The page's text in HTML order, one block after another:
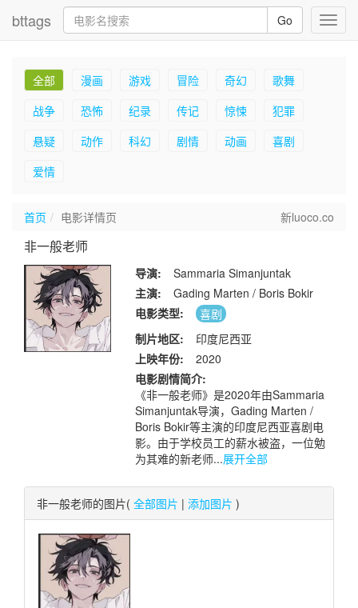
bttags Go
全部 漫画 游戏 冒险 奇幻
歌舞
战争
恐怖 纪录 传记 惊悚
犯罪
悬疑
动作 科幻 剧情 动画
喜剧
爱情
首页 电影详情页 新luoco.co
非一般老师
导演:
Sammaria Simanjuntak
主演:
Gading Marten / Boris Bokir
电影类型:
喜剧
制片地区:
印度尼西亚
上映年份:
2020
电影剧情简介:
《非一般老师》是2020年由Sammaria
Simanjuntak导演，Gading Marten /
Boris Bokir等主演的印度尼西亚喜剧电
影。由于学校员工的薪水被盗，一位勉
为其难的新老师...展开全部
非一般老师的图片( 全部图片 | 添加图片 )